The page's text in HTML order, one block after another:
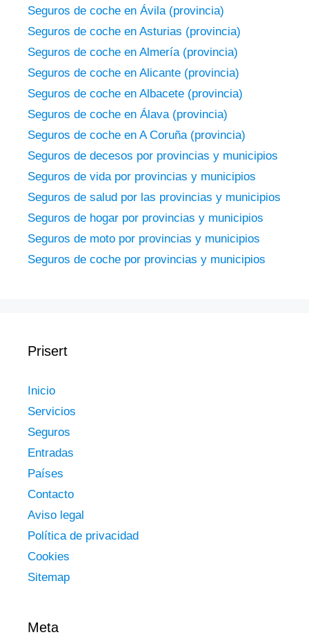
Seguros de coche en Ávila (provincia)
Seguros de coche en Asturias (provincia)
Seguros de coche en Almería (provincia)
Seguros de coche en Alicante (provincia)
Seguros de coche en Albacete (provincia)
Seguros de coche en Álava (provincia)
Seguros de coche en A Coruña (provincia)
Seguros de decesos por provincias y municipios
Seguros de vida por provincias y municipios
Seguros de salud por las provincias y municipios
Seguros de hogar por provincias y municipios
Seguros de moto por provincias y municipios
Seguros de coche por provincias y municipios
Prisert
Inicio
Servicios
Seguros
Entradas
Países
Contacto
Aviso legal
Política de privacidad
Cookies
Sitemap
Meta